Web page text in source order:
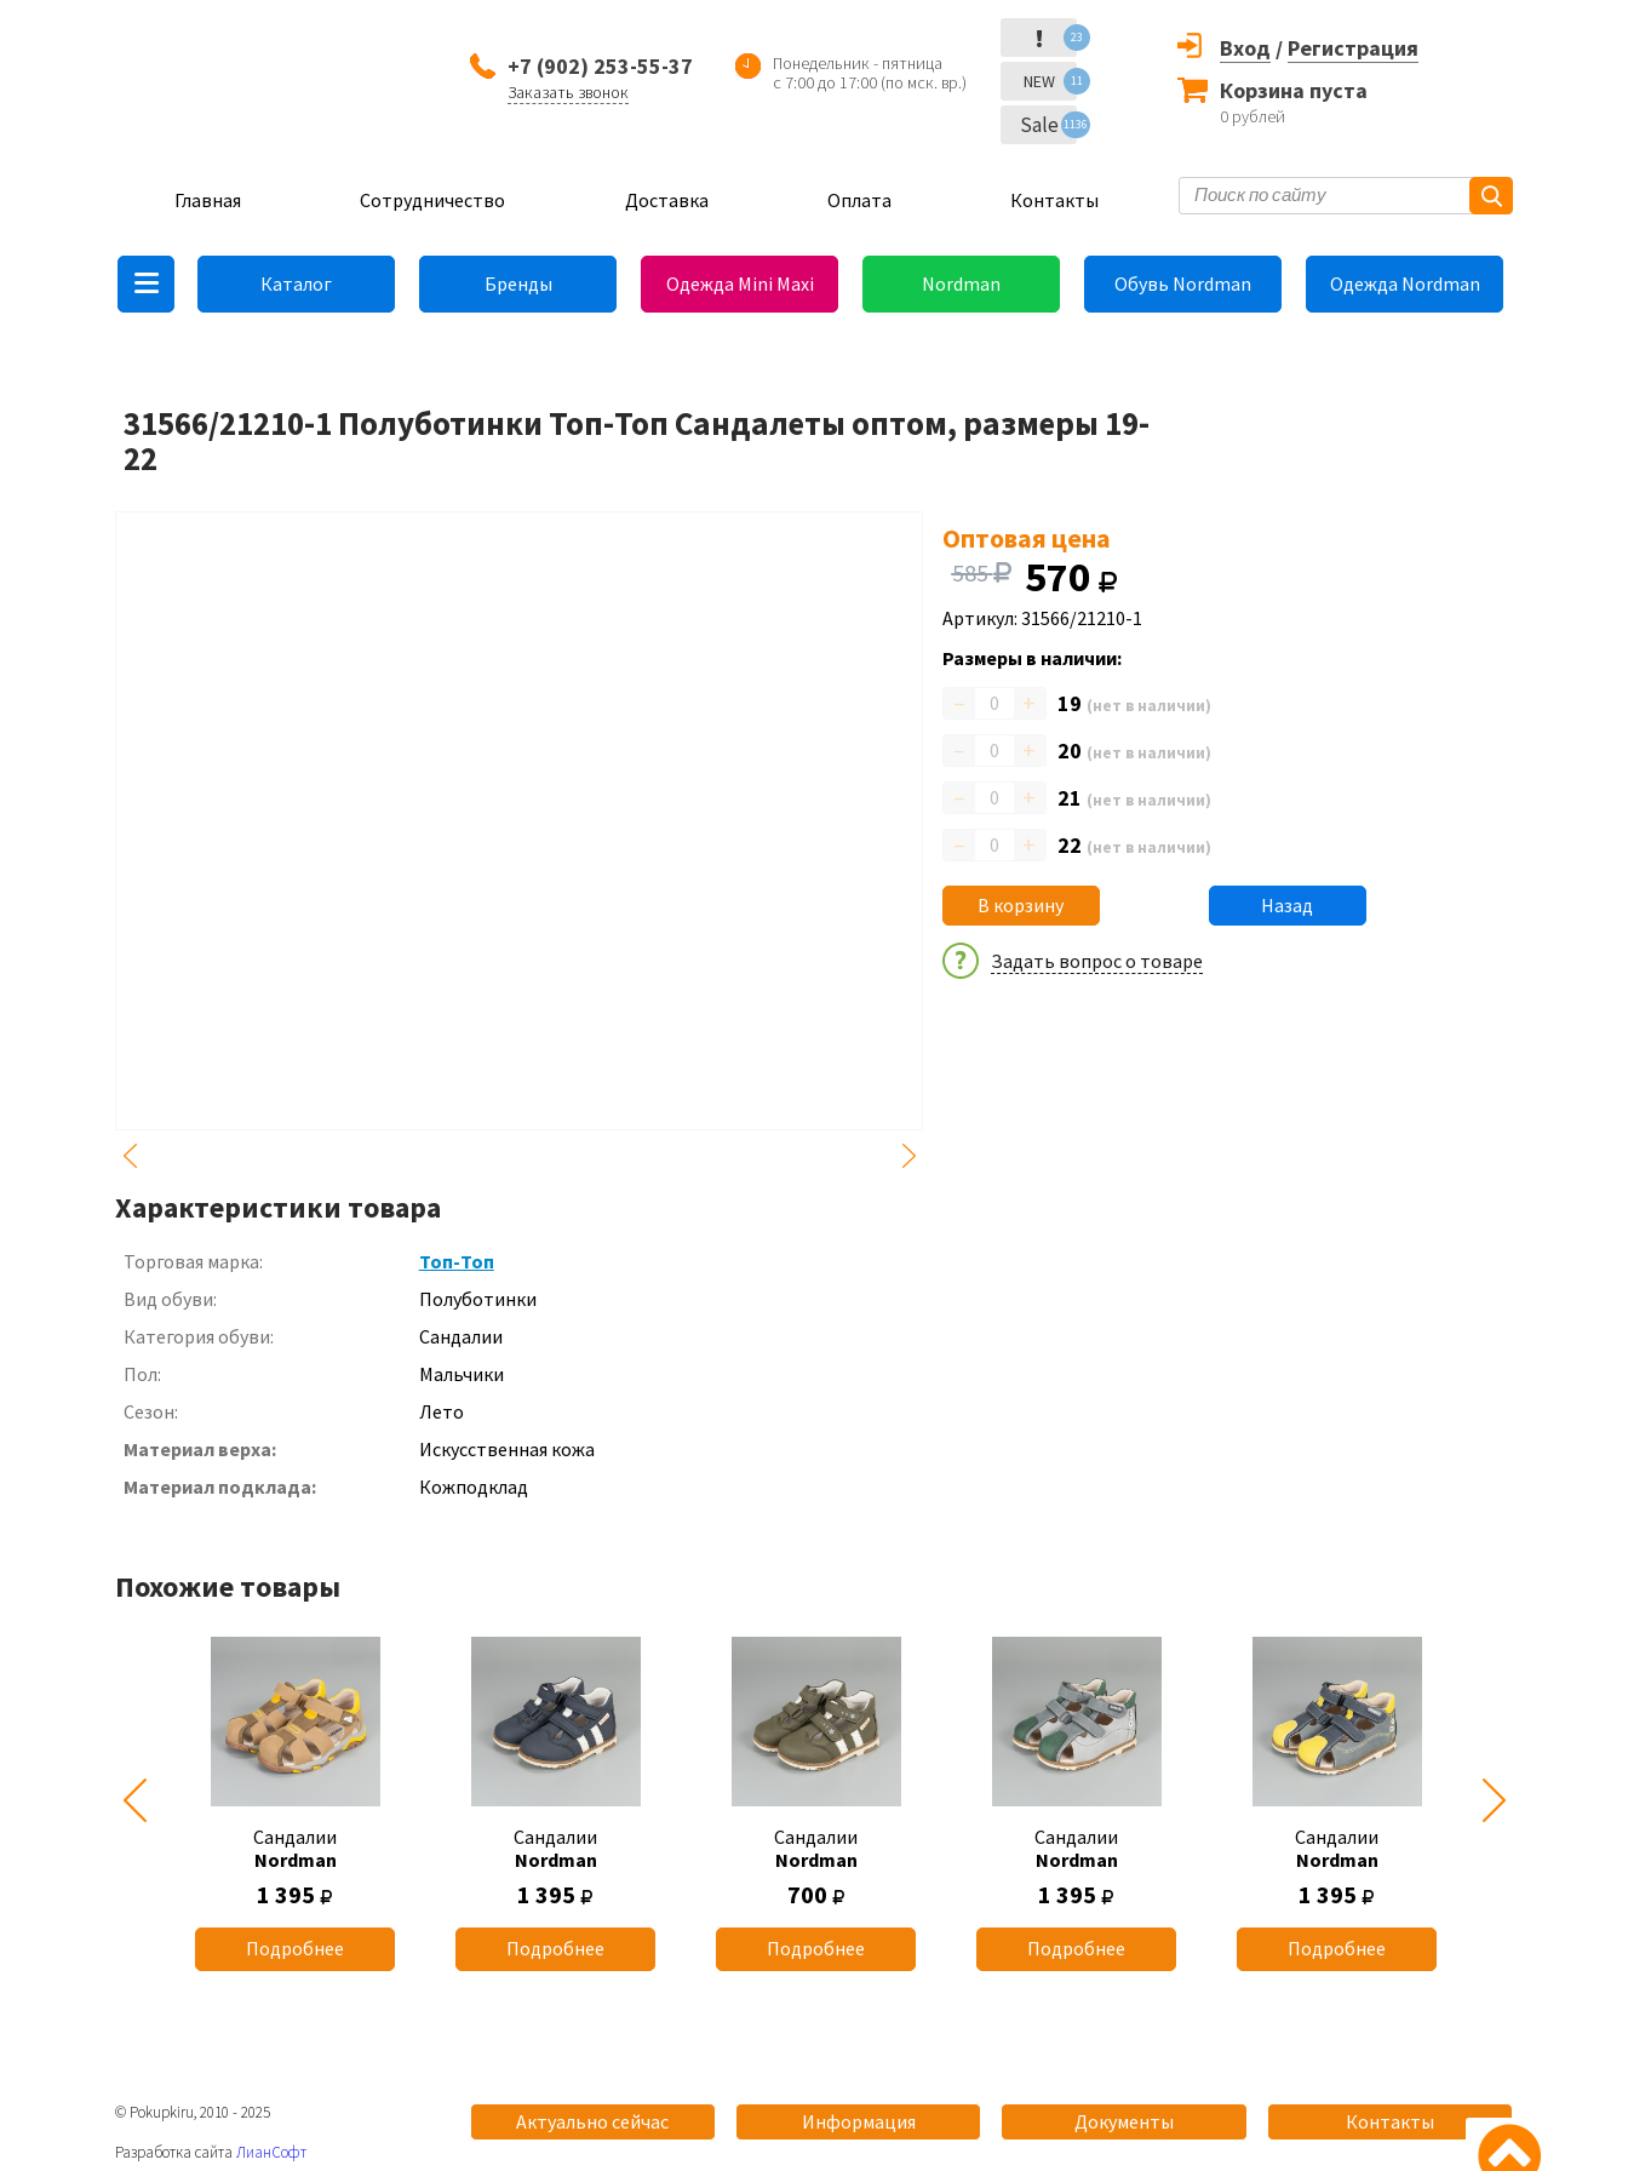
+7 (902) 253-55-37
Заказать звонок
Понедельник - пятница
с 7:00 до 17:00 (по мск. вр.)
! 23
NEW 11
Sale 1136
Вход / Регистрация
Корзина пуста
0 рублей
Главная Сотрудничество Доставка Оплата Контакты
Каталог Бренды Одежда Mini Maxi Nordman Обувь Nordman Одежда Nordman
31566/21210-1 Полуботинки Топ-Топ Сандалеты оптом, размеры 19-
22
Оптовая цена
585 570
Артикул: 31566/21210-1
Размеры в наличии:
– + 19 (нет в наличии)
– + 20 (нет в наличии)
– + 21 (нет в наличии)
– + 22 (нет в наличии)
В корзину Назад
Задать вопрос о товаре
Характеристики товара
Торговая марка:
Топ-Топ
Вид обуви:
Полуботинки
Категория обуви:
Сандалии
Пол:
Мальчики
Сезон:
Лето
Материал верха:
Искусственная кожа
Материал подклада:
Кожподклад
Похожие товары
Сандалии
Nordman
1 395
Подробнее
Сандалии
Nordman
1 395
Подробнее
Сандалии
Nordman
700
Подробнее
Сандалии
Nordman
1 395
Подробнее
Сандалии
Nordman
1 395
Подробнее
Актуально сейчас Информация Документы Контакты
© Pokupkiru, 2010 - 2025
Разработка сайта ЛианСофт